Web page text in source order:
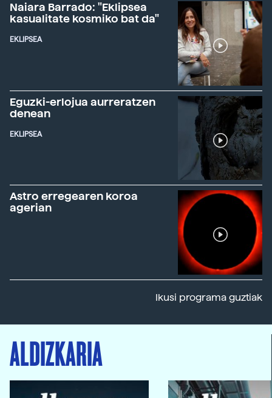
Naiara Barrado: "Eklipsea
kasualitate kosmiko bat da"
EKLIPSEA
Eguzki-erlojua aurreratzen
denean
EKLIPSEA
Astro erregearen koroa
agerian
Ikusi programa guztiak
ALDIZKARIA